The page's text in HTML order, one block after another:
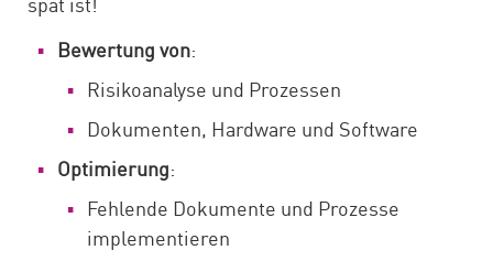
Bewertung von:
Risikoanalyse und Prozessen
Dokumenten, Hardware und Software
Optimierung:
Fehlende Dokumente und Prozesse
implementieren